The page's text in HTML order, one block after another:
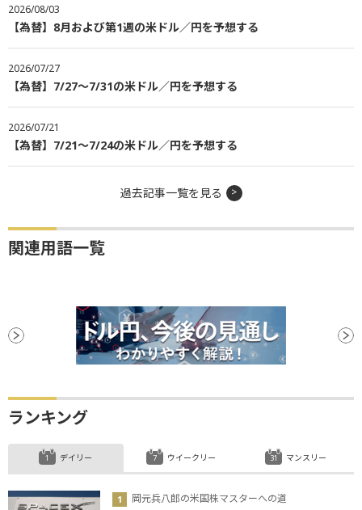
2026/08/03
【為替】8月および第1週の米ドル／円を予想する
2026/07/27
【為替】7/27～7/31の米ドル／円を予想する
2026/07/21
【為替】7/21～7/24の米ドル／円を予想する
過去記事一覧を見る
関連用語一覧
ランキング
デイリー
岡元兵八郎の米国株マスターへの道
ウイークリー マンスリー